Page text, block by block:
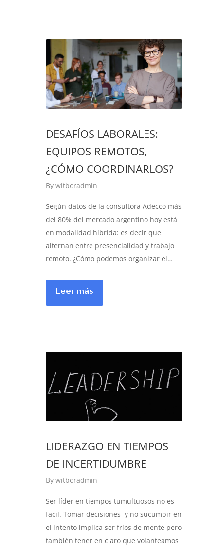
DESAFÍOS LABORALES:
EQUIPOS REMOTOS,
¿CÓMO COORDINARLOS?
By witboradmin
Según datos de la consultora Adecco más
del 80% del mercado argentino hoy está
en modalidad híbrida: es decir que
alternan entre presencialidad y trabajo
remoto. ¿Cómo podemos organizar el…
LIDERAZGO EN TIEMPOS
DE INCERTIDUMBRE
By witboradmin
Ser líder en tiempos tumultuosos no es
fácil. Tomar decisiones y no sucumbir en
el intento implica ser fríos de mente pero
también tener en claro que volanteamos